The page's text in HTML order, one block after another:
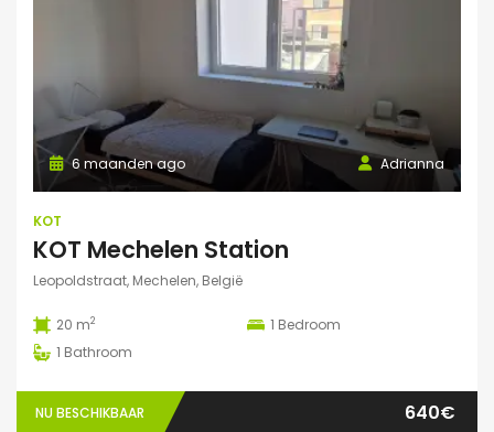
Adrianna
6 maanden ago
KOT
KOT Mechelen Station
Leopoldstraat, Mechelen, België
20 m2 1 Bedroom
1 Bathroom
NU BESCHIKBAAR 640€